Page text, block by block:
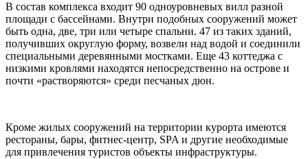
В состав комплекса входит 90 одноуровневых вилл разной
площади с бассейнами. Внутри подобных сооружений может
быть одна, две, три или четыре спальни. 47 из таких зданий,
получивших округлую форму, возвели над водой и соединили
специальными деревянными мостками. Еще 43 коттеджа с
низкими кровлями находятся непосредственно на острове и
почти «растворяются» среди песчаных дюн.
Кроме жилых сооружений на территории курорта имеются
рестораны, бары, фитнес-центр, SPA и другие необходимые
для привлечения туристов объекты инфраструктуры.